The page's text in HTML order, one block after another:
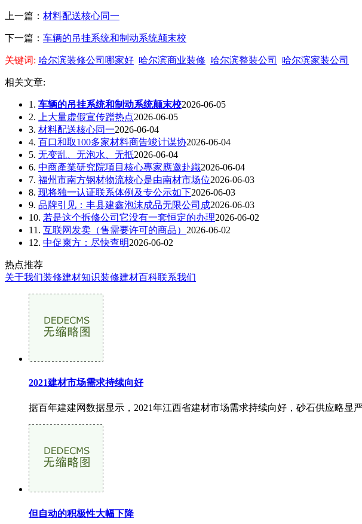
上一篇： 材料配送核心同一
下一篇： 车辆的吊挂系统和制动系统颠末校
关键词: 哈尔滨装修公司哪家好 哈尔滨商业装修 哈尔滨整装公司 哈尔滨家装公司
相关文章:
1. 车辆的吊挂系统和制动系统颠末校2026-06-05
2.
上大量虚假宣传蹭热点2026-06-05
3. 材料配送核心同一2026-06-04
4. 百口和取100多家材料商告竣计谋协2026-06-04
5. 无变乱、无泡水、无抵2026-06-04
6. 中商產業研究院項目核心專家應邀赴織2026-06-04
7. 福州市南方钢材物流核心是由南材市场位2026-06-03
8. 现将独一认证联系体例及专公示如下2026-06-03
9. 品牌引见：丰县建鑫泡沫成品无限公司成2026-06-03
10. 若是这个拆修公司它没有一套恒定的办理2026-06-02
11. 互联网发卖（售需要许可的商品） 2026-06-02
12. 中促柬方：尽快查明2026-06-02
热点推荐
关于我们装修建材知识装修建材百科联系我们
2021建材市场需求持续向好
据百年建建网数据显示，2021年江西省建材市场需求持续向好，砂石供应略
但自动的积极性大幅下降